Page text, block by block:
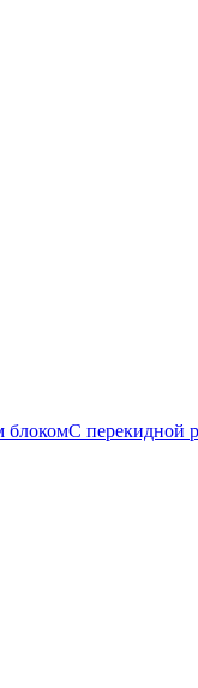
С перекидной